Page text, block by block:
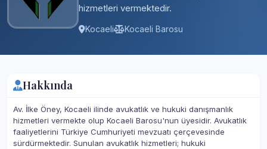
hizmetleri vermektedir.
Kocaeli Kocaeli Barosu
Hakkında
Av. İlke Öney, Kocaeli ilinde avukatlık ve hukuki danışmanlık
hizmetleri vermekte olup Kocaeli Barosu'nun üyesidir. Avukatlık
faaliyetlerini Türkiye Cumhuriyeti mevzuatı çerçevesinde
sürdürmektedir. Sunulan avukatlık hizmetleri; hukuki